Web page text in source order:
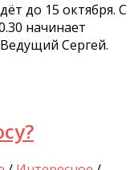
до 15 октября. С
начинает
Сергей.